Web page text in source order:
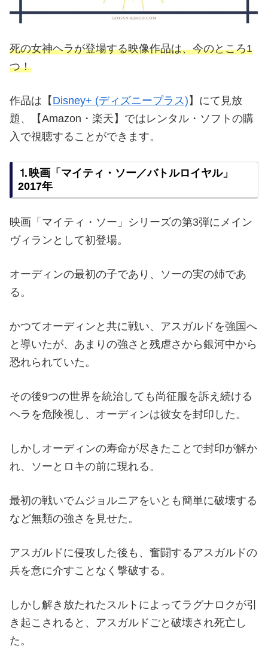
死の女神ヘラが登場する映像作品は、今のところ1
つ！
作品は【 Disney+ (ディズニープラス) 】にて見放
題、【Amazon・楽天】ではレンタル・ソフトの購
入で視聴することができます。
⒈映画「マイティ・ソー／バトルロイヤル」
2017年
映画「マイティ・ソー」シリーズの第3弾にメイン
ヴィランとして初登場。
オーディンの最初の子であり、ソーの実の姉であ
る。
かつてオーディンと共に戦い、アスガルドを強国へ
と導いたが、あまりの強さと残虐さから銀河中から
恐れられていた。
その後9つの世界を統治しても尚征服を訴え続ける
ヘラを危険視し、オーディンは彼女を封印した。
しかしオーディンの寿命が尽きたことで封印が解か
れ、ソーとロキの前に現れる。
最初の戦いでムジョルニアをいとも簡単に破壊する
など無類の強さを見せた。
アスガルドに侵攻した後も、奮闘するアスガルドの
兵を意に介すことなく撃破する。
しかし解き放たれたスルトによってラグナロクが引
き起こされると、アスガルドごと破壊され死亡し
た。